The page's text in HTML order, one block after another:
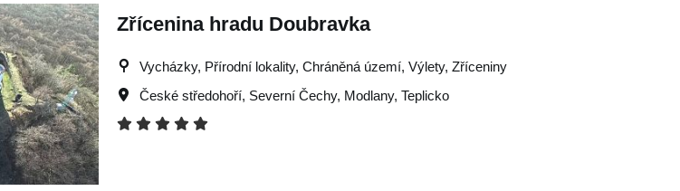
Zřícenina hradu Doubravka
Vycházky, Přírodní lokality, Chráněná území, Výlety, Zříceniny
České středohoří, Severní Čechy, Modlany,Teplicko